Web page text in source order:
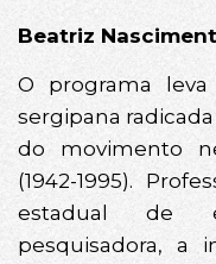
Beatriz
O programa
sergipana
do movimento
(1942-1995).
estadual de
pesquisadora, a